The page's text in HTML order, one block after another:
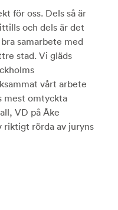
för oss. Dels så är
och dels är det
samarbete med
stad. Vi gläds
vårt arbete
mest omtyckta
VD på Åke
riktigt rörda av juryns